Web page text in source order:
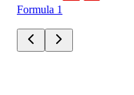
Formula 1